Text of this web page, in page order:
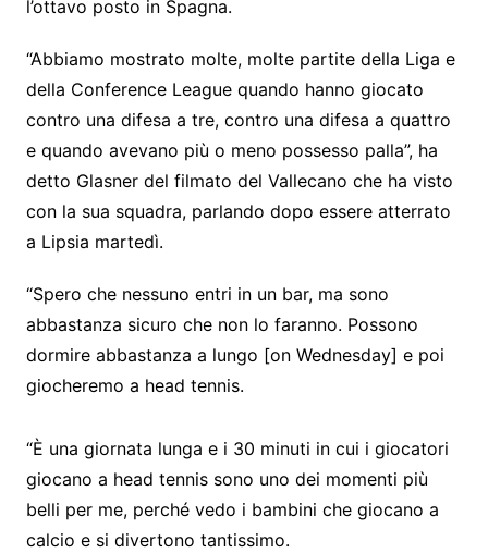
l’ottavo posto in Spagna.
“Abbiamo mostrato molte, molte partite della Liga e
della Conference League quando hanno giocato
contro una difesa a tre, contro una difesa a quattro
e quando avevano più o meno possesso palla”, ha
detto Glasner del filmato del Vallecano che ha visto
con la sua squadra, parlando dopo essere atterrato
a Lipsia martedì.
“Spero che nessuno entri in un bar, ma sono
abbastanza sicuro che non lo faranno. Possono
dormire abbastanza a lungo [on Wednesday] e poi
giocheremo a head tennis.
“È una giornata lunga e i 30 minuti in cui i giocatori
giocano a head tennis sono uno dei momenti più
belli per me, perché vedo i bambini che giocano a
calcio e si divertono tantissimo.